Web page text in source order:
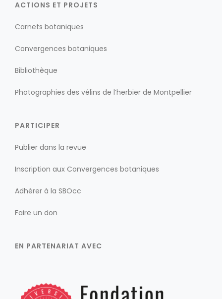
ACTIONS ET PROJETS
Carnets botaniques
Convergences botaniques
Bibliothèque
Photographies des vélins de l’herbier de Montpellier
PARTICIPER
Publier dans la revue
Inscription aux Convergences botaniques
Adhérer à la SBOcc
Faire un don
EN PARTENARIAT AVEC